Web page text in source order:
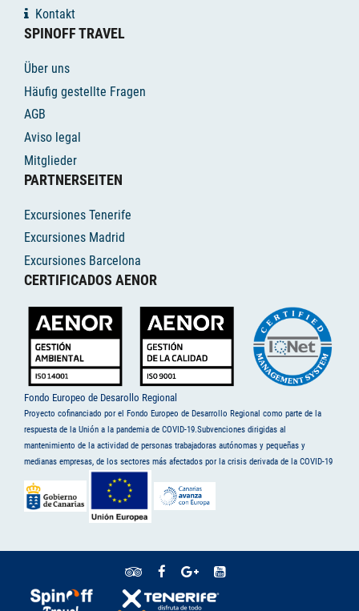
Kontakt
SPINOFF TRAVEL
Über uns
Häufig gestellte Fragen
AGB
Aviso legal
Mitglieder
PARTNERSEITEN
Excursiones Tenerife
Excursiones Madrid
Excursiones Barcelona
CERTIFICADOS AENOR
Fondo Europeo de Desarollo Regional
Proyecto cofinanciado por el Fondo Europeo de Desarrollo Regional como parte de la
respuesta de la Unión a la pandemia de COVID-19.Subvenciones dirigidas al
mantenimiento de la actividad de personas trabajadoras autónomas y pequeñas y
medianas empresas, de los sectores más afectados por la crisis derivada de la COVID-19